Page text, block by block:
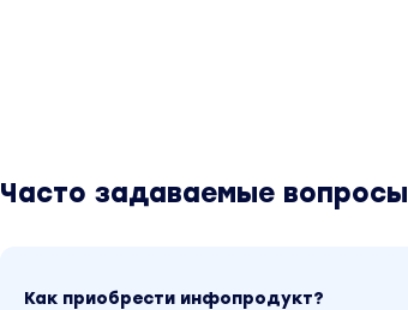
Часто задаваемые вопросы
Как приобрести инфопродукт?